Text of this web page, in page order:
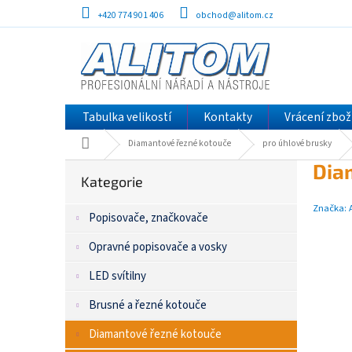
obsah
+420 774 901 406 obchod@alitom.cz
Tabulka velikostí Kontakty Vrácení
Domů Diamantové řezné kotouče pro úhlové brusky
p
kategorie
Kategorie
Popisovače, značkovače
Opravné popisovače a vosky
LED svítilny
Brusné a řezné kotouče
Diamantové řezné kotouče
Značka: